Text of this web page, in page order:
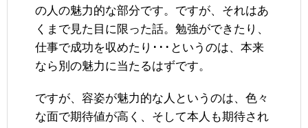
の人の魅力的な部分です。ですが、それはあ
くまで見た目に限った話。勉強ができたり、
仕事で成功を収めたり･･･というのは、本来
なら別の魅力に当たるはずです。
ですが、容姿が魅力的な人というのは、色々
な面で期待値が高く、そして本人も期待され